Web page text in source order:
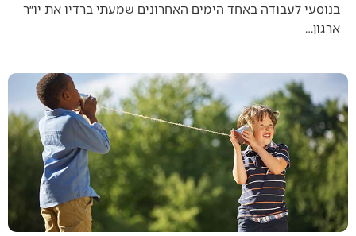
בנוסעי לעבודה באחד הימים האחרונים שמעתי ברדיו את יו״ר
ארגון…